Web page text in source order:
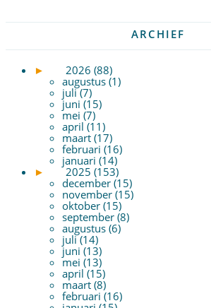
ARCHIEF
►
2026 (88)
augustus (1)
juli (7)
juni (15)
mei (7)
april (11)
maart (17)
februari (16)
januari (14)
►
2025 (153)
december (15)
november (15)
oktober (15)
september (8)
augustus (6)
juli (14)
juni (13)
mei (13)
april (15)
maart (8)
februari (16)